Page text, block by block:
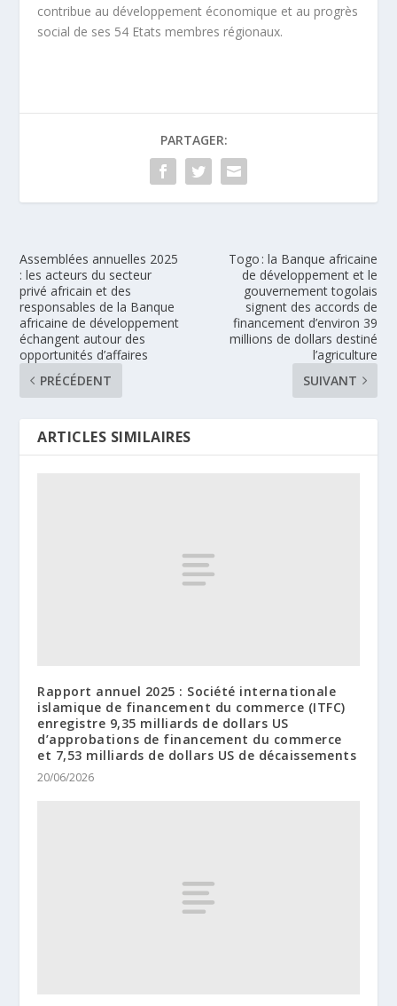
contribue au développement économique et au progrès
social de ses 54 Etats membres régionaux.
PARTAGER:
Assemblées annuelles 2025
: les acteurs du secteur
privé africain et des
responsables de la Banque
africaine de développement
échangent autour des
opportunités d’affaires
PRÉCÉDENT
Togo : la Banque africaine
de développement et le
gouvernement togolais
signent des accords de
financement d’environ 39
millions de dollars destiné
l’agriculture
SUIVANT
ARTICLES SIMILAIRES
Rapport annuel 2025 : Société internationale
islamique de financement du commerce (ITFC)
enregistre 9,35 milliards de dollars US
d’approbations de financement du commerce
et 7,53 milliards de dollars US de décaissements
20/06/2026